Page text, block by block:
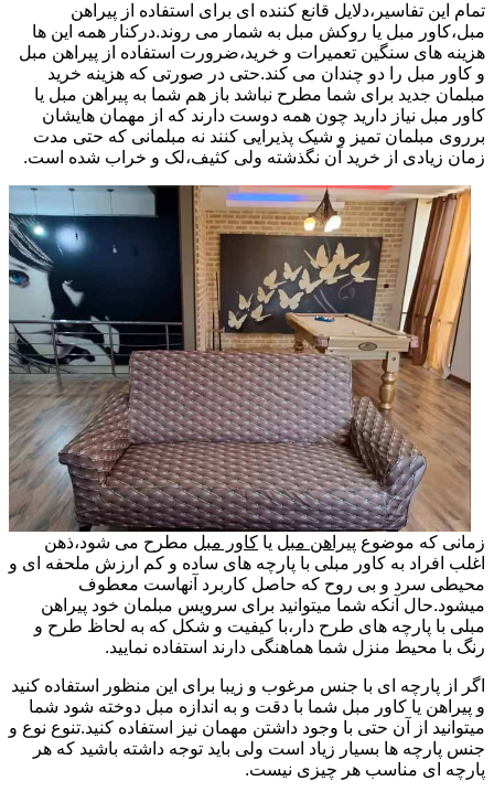
تمام این تفاسیر،دلایل قانع کننده ای برای استفاده از پیراهن
مبل،کاور مبل یا روکش مبل به شمار می روند.درکنار همه این ها
هزینه های سنگین تعمیرات و خرید،ضرورت استفاده از پیراهن مبل
و کاور مبل را دو چندان می کند.حتی در صورتی که هزینه خرید
مبلمان جدید برای شما مطرح نباشد باز هم شما به پیراهن مبل یا
کاور مبل نیاز دارید چون همه دوست دارند که از مهمان هایشان
برروی مبلمان تمیز و شیک پذیرایی کنند نه مبلمانی که حتی مدت
زمان زیادی از خرید آن نگذشته ولی کثیف،لک و خراب شده است.
زمانی که موضوع پیراهن مبل یا کاور مبل مطرح می شود،ذهن
اغلب افراد به کاور مبلی با پارچه های ساده و کم ارزش ملحفه ای و
محیطی سرد و بی روح که حاصل کاربرد آنهاست معطوف
میشود.حال آنکه شما میتوانید برای سرویس مبلمان خود پیراهن
مبلی با پارچه های طرح دار،با کیفیت و شکل که به لحاظ طرح و
رنگ با محیط منزل شما هماهنگی دارند استفاده نمایید.
اگر از پارچه ای با جنس مرغوب و زیبا برای این منظور استفاده کنید
و پیراهن یا کاور مبل شما با دقت و به اندازه مبل دوخته شود شما
میتوانید از آن حتی با وجود داشتن مهمان نیز استفاده کنید.تنوع نوع و
جنس پارچه ها بسیار زیاد است ولی باید توجه داشته باشید که هر
پارچه ای مناسب هر چیزی نیست.